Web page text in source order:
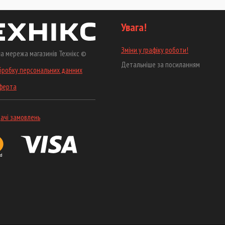
мережа магазинів Технікс ©
персональних данних
замовлень
Увага!
Зміни у графіку роботи!
Детальніше за посиланням